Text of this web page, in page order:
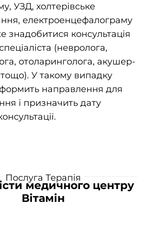
УЗД, холтерівське
електроенцефалограму
знадобитися консультація
(невролога,
отоларинголога, акушер-
тощо). У такому випадку
направлення для
і призначить дату
медичного центру
Вітамін
Послуга Терапія